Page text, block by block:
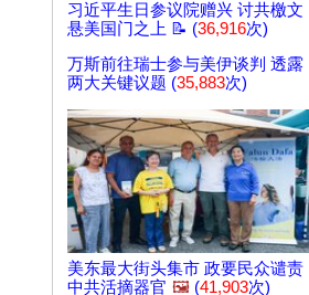
习近平生日参议院赠兴 讨共檄文
悬美国门之上 📝 (36,916次)
万斯前往瑞士参与美伊谈判 透露
两大关键议题 (35,883次)
美东最大街头集市 政要民众谴责
中共活摘器官 🖼️ (41,903次)